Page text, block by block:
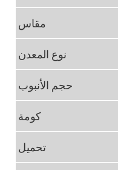
مقاس
نوع المعدن
حجم الأنبوب
كومة
تحميل